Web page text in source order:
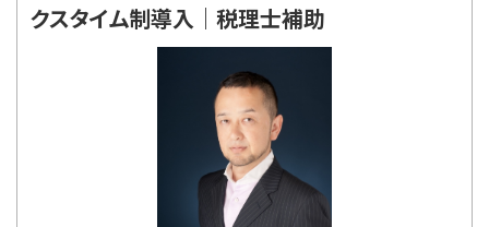
クスタイム制導入｜税理士補助